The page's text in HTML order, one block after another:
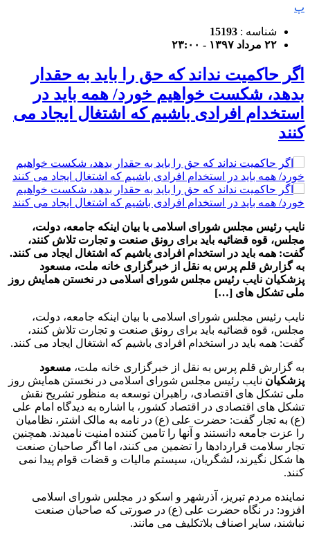
پ
شناسه : 15193
۲۲ مرداد ۱۳۹۷ - ۲۳:۰۰
اگر حاکمیت نداند که حق را باید به حقدار
بدهد، شکست خواهیم خورد/ همه باید در
استخدام افرادی باشیم که اشتغال ایجاد می
کنند
نایب رئیس مجلس شورای اسلامی با بیان اینکه جامعه، دولت،
مجلس، قوه قضائیه باید برای رونق صنعت و تجارت تلاش کنند،
گفت: همه باید در استخدام افرادی باشیم که اشتغال ایجاد می کنند.
به گزارش قلم پرس به نقل از خبرگزاری خانه ملت، مسعود
پزشکیان نایب رئیس مجلس شورای اسلامی در نخستن همایش روز
ملی تشکل های […]
نایب رئیس مجلس شورای اسلامی با بیان اینکه جامعه، دولت،
مجلس، قوه قضائیه باید برای رونق صنعت و تجارت تلاش کنند،
گفت: همه باید در استخدام افرادی باشیم که اشتغال ایجاد می کنند.
به گزارش قلم پرس به نقل از خبرگزاری خانه ملت، مسعود
پزشکیان نایب رئیس مجلس شورای اسلامی در نخستن همایش روز
ملی تشکل های اقتصادی، راهبران توسعه به منظور تشریح نقش
تشکل های اقتصادی در اقتصاد کشور، با اشاره به دیدگاه امام علی
(ع) به تجار گفت: حضرت علی (ع) در نامه به مالک اشتر، نظامیان
را عزت جامعه دانستند و آنها را تامین کننده امنیت نامیدند. همچنین
تجار سلامت قراردادها را تضمین می کنند، اما اگر صاحبان صنعت
ها شکل نگیرند، لشگریان، سیستم مالیات و قضات قوام پیدا نمی
کنند.
نماینده مردم تبریز، آذرشهر و اسکو در مجلس شورای اسلامی
افزود: در نگاه حضرت علی (ع) در صورتی که صاحبان صنعت
نباشند، سایر اصناف بلاتکلیف می مانند.